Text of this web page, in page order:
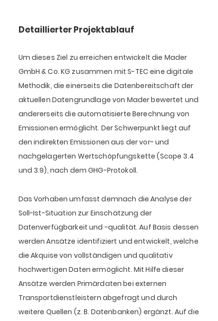
Detaillierter Projektablauf
Um dieses Ziel zu erreichen entwickelt die Mader
GmbH & Co. KG zusammen mit S-TEC eine digitale
Methodik, die einerseits die Datenbereitschaft der
aktuellen Datengrundlage von Mader bewertet und
andererseits die automatisierte Berechnung von
Emissionen ermöglicht. Der Schwerpunkt liegt auf
den indirekten Emissionen aus der vor- und
nachgelagerten Wertschöpfungskette (Scope 3.4
und 3.9), nach dem GHG-Protokoll.
Das Vorhaben umfasst demnach die Analyse der
Soll-Ist-Situation zur Einschätzung der
Datenverfügbarkeit und -qualität. Auf Basis dessen
werden Ansätze identifiziert und entwickelt, welche
die Akquise von vollständigen und qualitativ
hochwertigen Daten ermöglicht. Mit Hilfe dieser
Ansätze werden Primärdaten bei externen
Transportdienstleistern abgefragt und durch
weitere Quellen (z. B. Datenbanken) ergänzt. Auf die